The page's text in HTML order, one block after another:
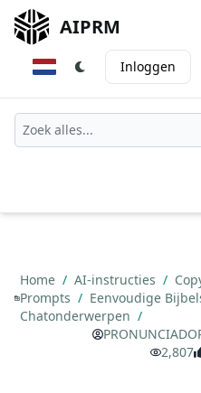
AIPRM
Inloggen
Home / AI-instructies /
Prompts / Eenvoudige
Chatonderwerpen /
2,807